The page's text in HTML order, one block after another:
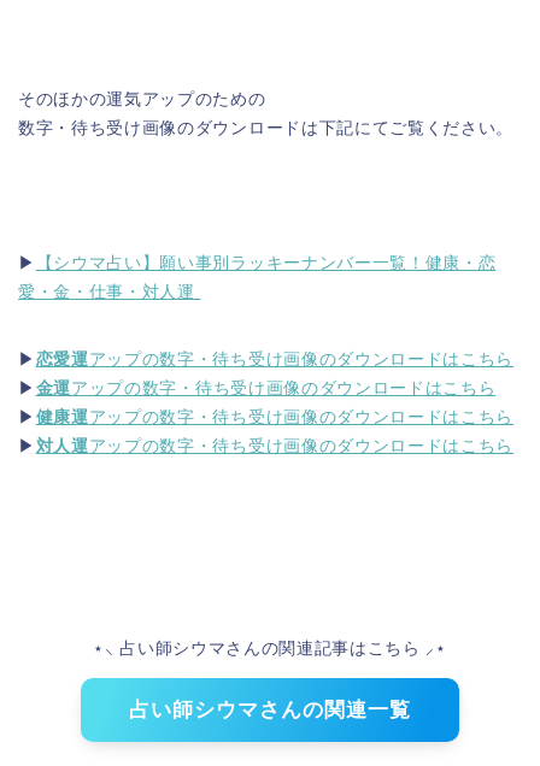
そのほかの運気アップのための
数字・待ち受け画像のダウンロードは下記にてご覧ください。
▶
【シウマ占い】願い事別ラッキーナンバー一覧！健康・恋
愛・金・仕事・対人運
▶ 恋愛運アップの数字・待ち受け画像のダウンロードはこちら
▶ 金運アップの数字・待ち受け画像のダウンロードはこちら
▶ 健康運アップの数字・待ち受け画像のダウンロードはこちら
▶ 対人運アップの数字・待ち受け画像のダウンロードはこちら
⋆⸜ 占い師シウマさんの関連記事はこちら ⸝⋆
占い師シウマさんの関連一覧